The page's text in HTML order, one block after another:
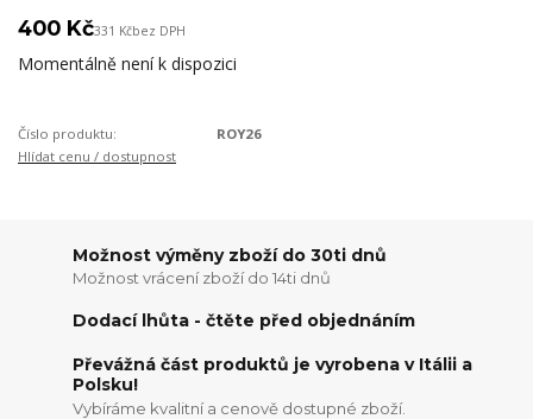
400 Kč331 Kčbez DPH
Momentálně není k dispozici
Číslo produktu:
ROY26
Hlídat cenu / dostupnost
Možnost výměny zboží do 30ti dnů
Možnost vrácení zboží do 14ti dnů
Dodací lhůta - čtěte před objednáním
Převážná část produktů je vyrobena v Itálii a
Polsku!
Vybíráme kvalitní a cenově dostupné zboží.